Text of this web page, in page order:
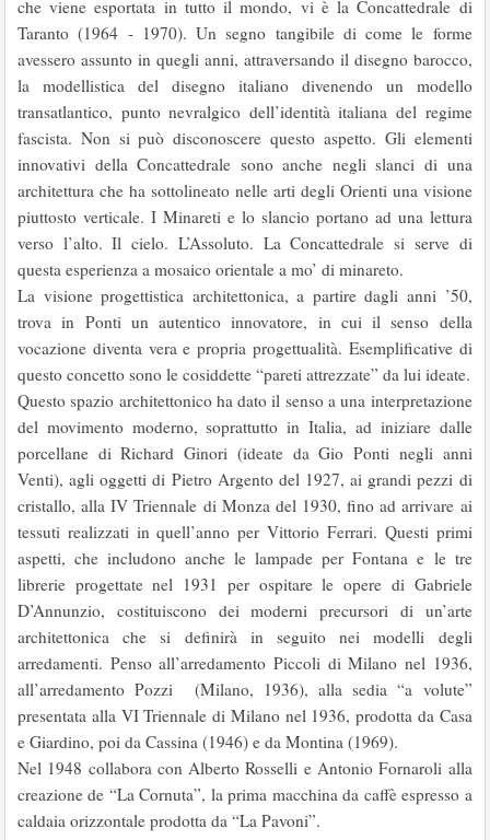
che viene esportata in tutto il mondo, vi è la Concattedrale di
Taranto (1964 - 1970). Un segno tangibile di come le forme
avessero assunto in quegli anni, attraversando il disegno barocco,
la modellistica del disegno italiano divenendo un modello
transatlantico, punto nevralgico dell’identità italiana del regime
fascista. Non si può disconoscere questo aspetto. Gli elementi
innovativi della Concattedrale sono anche negli slanci di una
architettura che ha sottolineato nelle arti degli Orienti una visione
piuttosto verticale. I Minareti e lo slancio portano ad una lettura
verso l’alto. Il cielo. L’Assoluto. La Concattedrale si serve di
questa esperienza a mosaico orientale a mo’ di minareto.
La visione progettistica architettonica, a partire dagli anni ’50,
trova in Ponti un autentico innovatore, in cui il senso della
vocazione diventa vera e propria progettualità. Esemplificative di
questo concetto sono le cosiddette “pareti attrezzate” da lui ideate.
Questo spazio architettonico ha dato il senso a una interpretazione
del movimento moderno, soprattutto in Italia, ad iniziare dalle
porcellane di Richard Ginori (ideate da Gio Ponti negli anni
Venti), agli oggetti di Pietro Argento del 1927, ai grandi pezzi di
cristallo, alla IV Triennale di Monza del 1930, fino ad arrivare ai
tessuti realizzati in quell’anno per Vittorio Ferrari. Questi primi
aspetti, che includono anche le lampade per Fontana e le tre
librerie progettate nel 1931 per ospitare le opere di Gabriele
D’Annunzio, costituiscono dei moderni precursori di un’arte
architettonica che si definirà in seguito nei modelli degli
arredamenti. Penso all’arredamento Piccoli di Milano nel 1936,
all’arredamento Pozzi (Milano, 1936), alla sedia “a volute”
presentata alla VI Triennale di Milano nel 1936, prodotta da Casa
e Giardino, poi da Cassina (1946) e da Montina (1969).
Nel 1948 collabora con Alberto Rosselli e Antonio Fornaroli alla
creazione de “La Cornuta”, la prima macchina da caffè espresso a
caldaia orizzontale prodotta da “La Pavoni”.